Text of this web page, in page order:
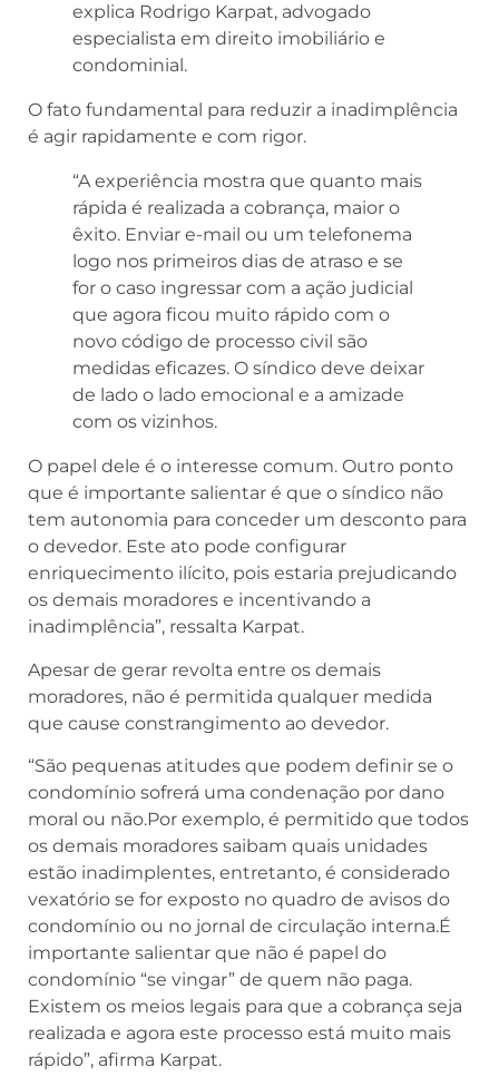
explica Rodrigo Karpat, advogado
especialista em direito imobiliário e
condominial.
O fato fundamental para reduzir a inadimplência
é agir rapidamente e com rigor.
“A experiência mostra que quanto mais
rápida é realizada a cobrança, maior o
êxito. Enviar e-mail ou um telefonema
logo nos primeiros dias de atraso e se
for o caso ingressar com a ação judicial
que agora ficou muito rápido com o
novo código de processo civil são
medidas eficazes. O síndico deve deixar
de lado o lado emocional e a amizade
com os vizinhos.
O papel dele é o interesse comum. Outro ponto
que é importante salientar é que o síndico não
tem autonomia para conceder um desconto para
o devedor. Este ato pode configurar
enriquecimento ilícito, pois estaria prejudicando
os demais moradores e incentivando a
inadimplência”, ressalta Karpat.
Apesar de gerar revolta entre os demais
moradores, não é permitida qualquer medida
que cause constrangimento ao devedor.
“São pequenas atitudes que podem definir se o
condomínio sofrerá uma condenação por dano
moral ou não.Por exemplo, é permitido que todos
os demais moradores saibam quais unidades
estão inadimplentes, entretanto, é considerado
vexatório se for exposto no quadro de avisos do
condomínio ou no jornal de circulação interna.É
importante salientar que não é papel do
condomínio “se vingar” de quem não paga.
Existem os meios legais para que a cobrança seja
realizada e agora este processo está muito mais
rápido”, afirma Karpat.